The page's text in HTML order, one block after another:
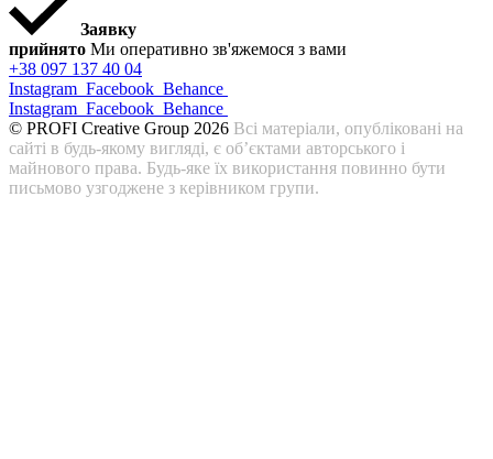
Заявку
прийнято Ми оперативно зв'яжемося з вами
+38 097 137 40 04
Instagram Facebook Behance
Instagram Facebook Behance
© PROFI Creative Group 2026 Всі матеріали, опубліковані на
сайті в будь-якому вигляді, є об’єктами авторського і
майнового права. Будь-яке їх використання повинно бути
письмово узгоджене з керівником групи.